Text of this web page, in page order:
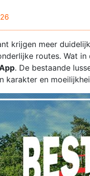
krijgen meer
routes. Wat
. De bestaande
karakter en